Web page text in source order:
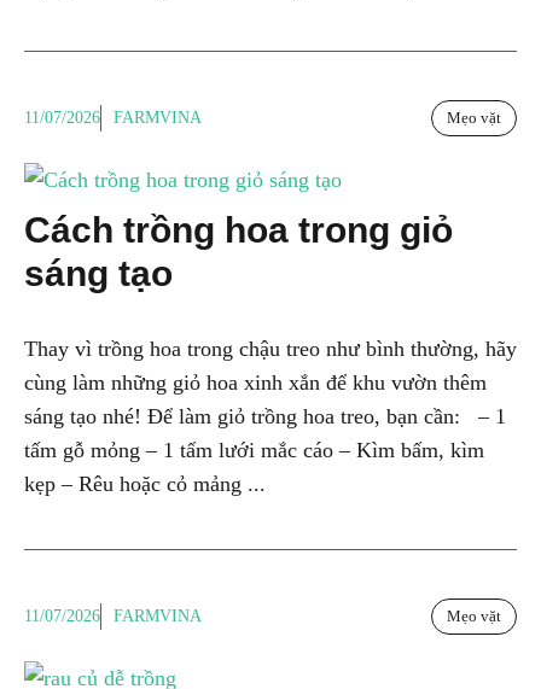
11/07/2026 FARMVINA Mẹo vặt
Cách trồng hoa trong giỏ
sáng tạo
Thay vì trồng hoa trong chậu treo như bình thường, hãy
cùng làm những giỏ hoa xinh xắn để khu vườn thêm
sáng tạo nhé! Để làm giỏ trồng hoa treo, bạn cần: – 1
tấm gỗ mỏng – 1 tấm lưới mắc cáo – Kìm bấm, kìm
kẹp – Rêu hoặc cỏ mảng ...
11/07/2026 FARMVINA Mẹo vặt